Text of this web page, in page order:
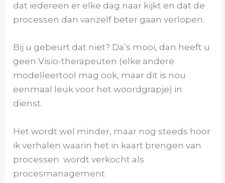
dat iedereen er elke dag naar kijkt en dat de
processen dan vanzelf beter gaan verlopen.
Bij u gebeurt dat niet? Da’s mooi, dan heeft u
geen Visio-therapeuten (elke andere
modelleertool mag ook, maar dit is nou
eenmaal leuk voor het woordgrapje) in
dienst.
Het wordt wel minder, maar nog steeds hoor
ik verhalen waarin het in kaart brengen van
processen wordt verkocht als
procesmanagement.